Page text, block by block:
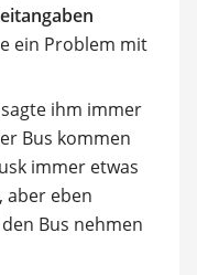
ein Problem mit
ihm immer
Bus kommen
immer etwas
aber eben
Bus nehmen